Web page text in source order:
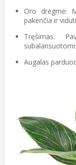
Oro drėgmė:
pakenčia ir
Tręšimas:
Augalas